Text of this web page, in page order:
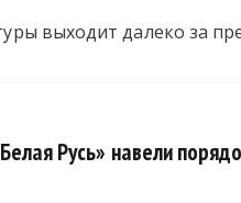
выходит далеко за
Русь» навели